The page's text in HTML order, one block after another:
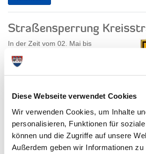
Diese Webseite verwendet Cookies
Wir verwenden Cookies, um Inhalte
personalisieren, Funktionen für
können und die Zugriffe auf unsere
Außerdem geben wir Informationen zu
Straßensperrung
In der Zeit vom 02. Mai bis
die Kreisstraße 47 beginnend von der
L 121 (Kieler Straße) bis zur
Jugendliche und Social
geht uns das an?